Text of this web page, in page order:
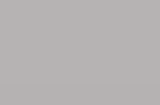
Glendalough 13YO Mizunara